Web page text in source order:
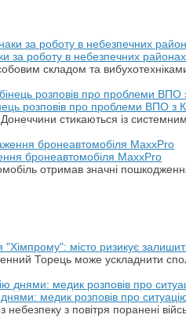
за роботу в небезпечних
складом та
розповів про проблеми ВПО з
стикаються із
бронеавтомобіля MaxxPro
отримав значні
"Хімпрому": місто ризикує
Торець може ускладнити
медик розповів про
з повітря поранені